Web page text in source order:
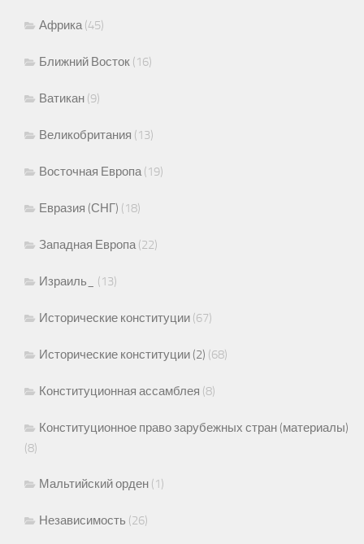
Африка(45)
Ближний Восток (16)
Ватикан (9)
Великобритания (13)
Восточная Европа(19)
Евразия (СНГ) (18)
Западная Европа(22)
Израиль_ (13)
Исторические конституции (67)
Исторические конституции (2) (68)
Конституционная ассамблея (8)
Конституционное право зарубежных стран (материалы)
(8)
Мальтийский орден (1)
Независимость (26)